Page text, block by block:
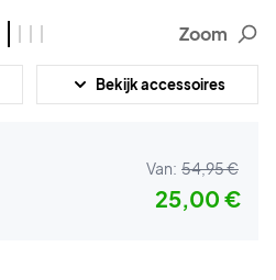
Zoom
Bekijk accessoires
Van: 54,95 €
25,00 €